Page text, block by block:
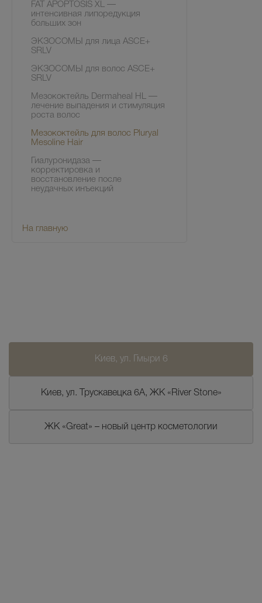
FAT APOPTOSIS XL —
интенсивная липоредукция
больших зон
ЭКЗОСОМЫ для лица ASCE+
SRLV
ЭКЗОСОМЫ для волос ASCE+
SRLV
Мезококтейль Dermaheal HL —
лечение выпадения и стимуляция
роста волос
Мезококтейль для волос Pluryal
Mesoline Hair
Гиалуронидаза —
корректировка и
восстановление после
неудачных инъекций
На главную
Киев, ул. Гмыри 6
Киев, ул. Трускавецка 6А, ЖК «River Stone»
ЖК «Great» – новый центр косметологии